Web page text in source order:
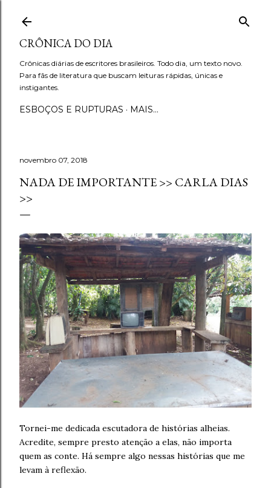
CRÔNICA DO DIA
Crônicas diárias de escritores brasileiros. Todo dia, um texto novo.
Para fãs de literatura que buscam leituras rápidas, únicas e
instigantes.
ESBOÇOS E RUPTURAS MAIS…
novembro 07, 2018
NADA DE IMPORTANTE >> CARLA DIAS
>>
Tornei-me dedicada escutadora de histórias alheias.
Acredite, sempre presto atenção a elas, não importa
quem as conte. Há sempre algo nessas histórias que me
levam à reflexão.